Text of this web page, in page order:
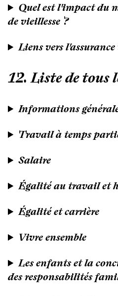
Quel est l'impact du
de vieillesse ?
Liens vers l'assurance
12. Liste de tous
Informations
Travail à temps
Salaire
Égalité au travail et
Égalité et carrière
Vivre ensemble
Les enfants et la
des responsabilités